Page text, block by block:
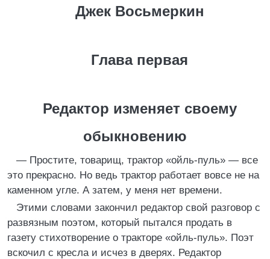
Джек Восьмеркин
Глава первая
Редактор изменяет своему
обыкновению
— Простите, товарищ, трактор «ойль-пуль» — все
это прекрасно. Но ведь трактор работает вовсе не на
каменном угле. А затем, у меня нет времени.
Этими словами закончил редактор свой разговор с
развязным поэтом, который пытался продать в
газету стихотворение о тракторе «ойль-пуль». Поэт
вскочил с кресла и исчез в дверях. Редактор